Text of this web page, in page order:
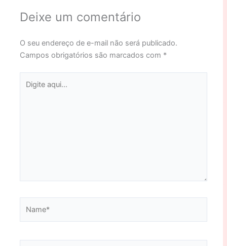
Deixe um comentário
O seu endereço de e-mail não será publicado.
Campos obrigatórios são marcados com *
aqui...